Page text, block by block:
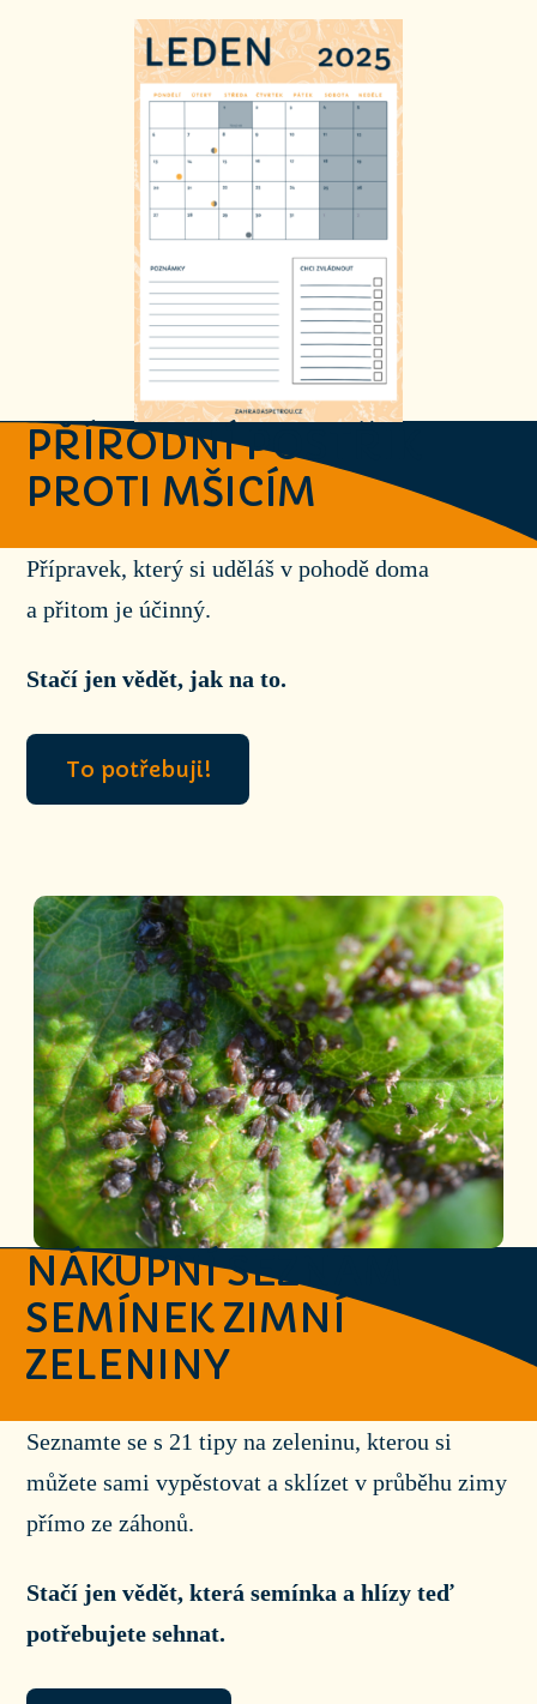
PŘÍRODNÍ POSTŘIK
PROTI MŠICÍM
Přípravek, který si uděláš v pohodě doma
a přitom je účinný.
Stačí jen vědět, jak na to.
To potřebuji!
NÁKUPNÍ SEZNAM
SEMÍNEK ZIMNÍ
ZELENINY
Seznamte se s 21 tipy na zeleninu, kterou si
můžete sami vypěstovat a sklízet v průběhu zimy
přímo ze záhonů.
Stačí jen vědět, která semínka a hlízy teď
potřebujete sehnat.